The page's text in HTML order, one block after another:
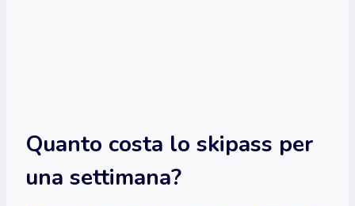
Quanto costa lo skipass per
una settimana?